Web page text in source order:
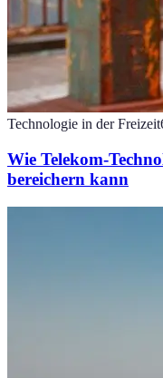
Technologie in der Freizeit
Wie Telekom-
bereichern kann